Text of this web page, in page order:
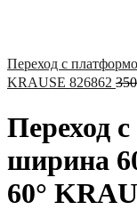
Переход с
KRAUSE 826862
Переход
ширина
60°